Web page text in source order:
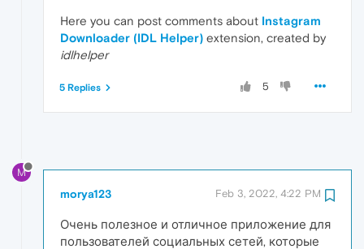
Here you can post comments about Instagram
Downloader (IDL Helper) extension, created by
idlhelper
5
5 Replies
M
morya123 Feb 3, 2022, 4:22 PM
Очень полезное и отличное приложение для
пользователей социальных сетей, которые